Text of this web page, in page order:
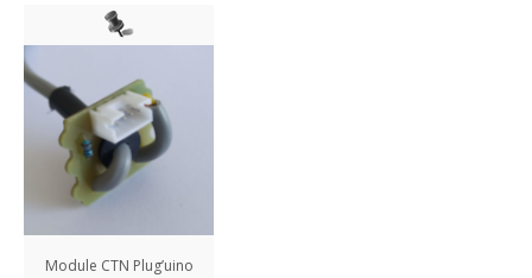
Module CTN Plug’uino